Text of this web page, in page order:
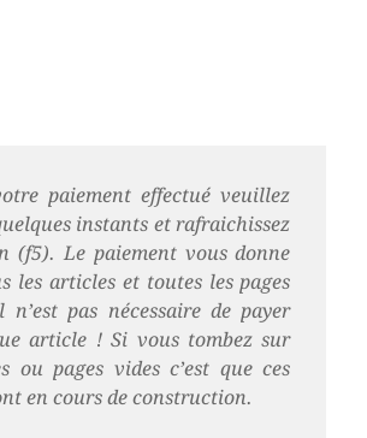
paiement effectué veuillez
instants et rafraichissez
(f5). Le paiement vous donne
les articles et toutes les pages
pas nécessaire de payer
article ! Si vous tombez sur
ou pages vides c’est que ces
en cours de construction.